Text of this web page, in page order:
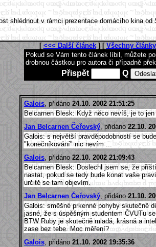
shlédnout v rámci prezentace domácího kina
[ <<< Další článek] [ Všechny články
Pokud se Vám tento článek líbil, můžete
drobnou částkou pro autora či případně
Přispět Q
Galois , přidáno 24.10. 2002 21:51:25
Belcarnen Blesk: Když něco nevíš, je to
Jan Belcarnen Čeřovský , přidáno 22.10.
Galois: s největší pravděpodobností se
"konečníkování" nic nevím ...
Galois , přidáno 22.10. 2002 21:09:43
Belcarnen Blesk: Doslechl jsem se, že
nastat, pokud se tedy bude konat vaše
určitě se tam objevím.
Jan Belcarnen Čeřovský , přidáno 21.10.
Galois: směšné prkenné pohyby skutečně
jasné, že s úspěšným studentem ČVUTu
BTW Ruby je skutečně mladá, krásná a
zase bez tebe. Moc měření?
Galois , přidáno 21.10. 2002 19:35:36